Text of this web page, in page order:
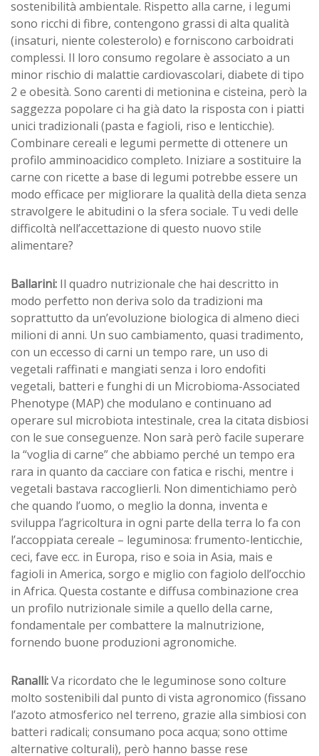
sostenibilità ambientale. Rispetto alla carne, i legumi
sono ricchi di fibre, contengono grassi di alta qualità
(insaturi, niente colesterolo) e forniscono carboidrati
complessi. Il loro consumo regolare è associato a un
minor rischio di malattie cardiovascolari, diabete di tipo
2 e obesità. Sono carenti di metionina e cisteina, però la
saggezza popolare ci ha già dato la risposta con i piatti
unici tradizionali (pasta e fagioli, riso e lenticchie).
Combinare cereali e legumi permette di ottenere un
profilo amminoacidico completo. Iniziare a sostituire la
carne con ricette a base di legumi potrebbe essere un
modo efficace per migliorare la qualità della dieta senza
stravolgere le abitudini o la sfera sociale. Tu vedi delle
difficoltà nell’accettazione di questo nuovo stile
alimentare?
Ballarini: Il quadro nutrizionale che hai descritto in
modo perfetto non deriva solo da tradizioni ma
soprattutto da un’evoluzione biologica di almeno dieci
milioni di anni. Un suo cambiamento, quasi tradimento,
con un eccesso di carni un tempo rare, un uso di
vegetali raffinati e mangiati senza i loro endofiti
vegetali, batteri e funghi di un Microbioma-Associated
Phenotype (MAP) che modulano e continuano ad
operare sul microbiota intestinale, crea la citata disbiosi
con le sue conseguenze. Non sarà però facile superare
la “voglia di carne” che abbiamo perché un tempo era
rara in quanto da cacciare con fatica e rischi, mentre i
vegetali bastava raccoglierli. Non dimentichiamo però
che quando l’uomo, o meglio la donna, inventa e
sviluppa l’agricoltura in ogni parte della terra lo fa con
l’accoppiata cereale – leguminosa: frumento-lenticchie,
ceci, fave ecc. in Europa, riso e soia in Asia, mais e
fagioli in America, sorgo e miglio con fagiolo dell’occhio
in Africa. Questa costante e diffusa combinazione crea
un profilo nutrizionale simile a quello della carne,
fondamentale per combattere la malnutrizione,
fornendo buone produzioni agronomiche.
Ranalli:Va ricordato che le leguminose sono colture
molto sostenibili dal punto di vista agronomico (fissano
l’azoto atmosferico nel terreno, grazie alla simbiosi con
batteri radicali; consumano poca acqua; sono ottime
alternative colturali), però hanno basse rese